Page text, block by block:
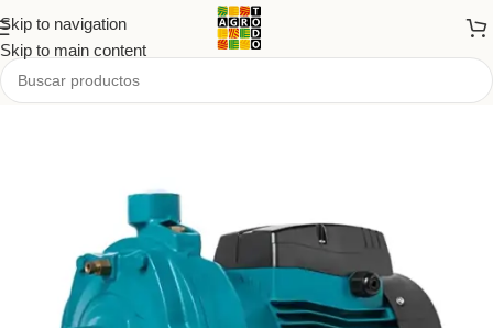
Skip to navigation
Skip to main content
Tienda